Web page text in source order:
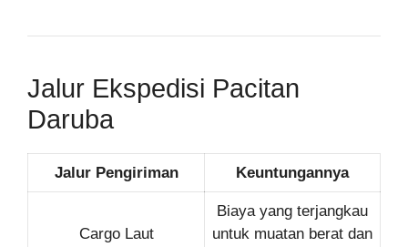
Jalur Ekspedisi Pacitan
Daruba
Jalur Pengiriman Keuntungannya
Cargo Laut
Biaya yang terjangkau
untuk muatan berat dan